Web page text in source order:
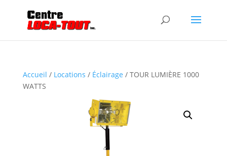
Accueil / Locations / Éclairage / TOUR LUMIÈRE 1000
WATTS